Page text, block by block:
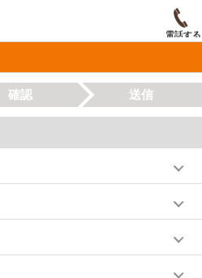
電話する
確認 送信